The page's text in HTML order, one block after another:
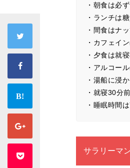
・朝食は必
・ランチは
・間食はナ
・カフェイ
・夕食は就
・アルコー
・湯船に浸
・就寝30分
・睡眠時間
サラリーマ